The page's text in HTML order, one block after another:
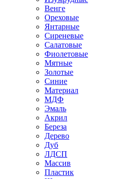
Венге
Ореховые
Янтарные
Сиреневые
Салатовые
Фиолетовые
Мятные
Золотые
Синие
Материал
МДФ
Эмаль
Акрил
Береза
Дерево
Дуб
ЛДСП
Массив
Пластик